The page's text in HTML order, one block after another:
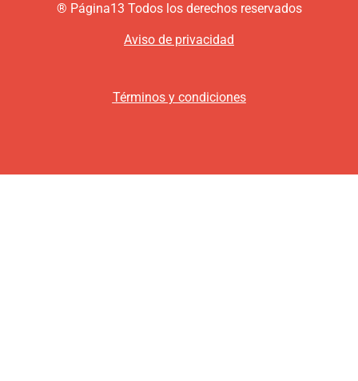
® Página13 Todos los derechos reservados
Aviso de privacidad
Términos y condiciones